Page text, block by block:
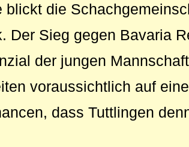
die
Der Sieg gegen Bavaria
der jungen
voraussichtlich auf
dass Tuttlingen